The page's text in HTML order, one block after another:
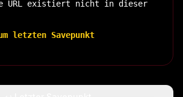
URL existiert nicht in dieser
letzten Savepunkt